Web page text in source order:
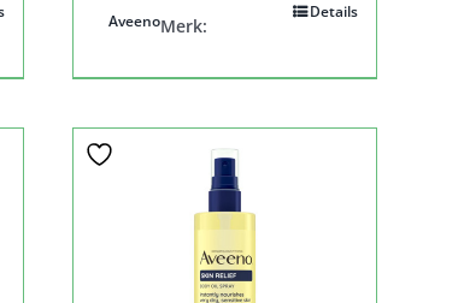
Details
Merk:
Aveeno